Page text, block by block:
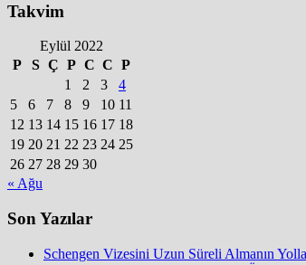
Takvim
Eylül 2022
P
S Ç P C C P
1
2 3
4
5
6 7 8 9 10 11
12 13 14 15 16 17 18
19 20 21 22 23 24 25
26 27 28 29 30
« Ağu
Son Yazılar
Schengen Vizesini Uzun Süreli Almanın